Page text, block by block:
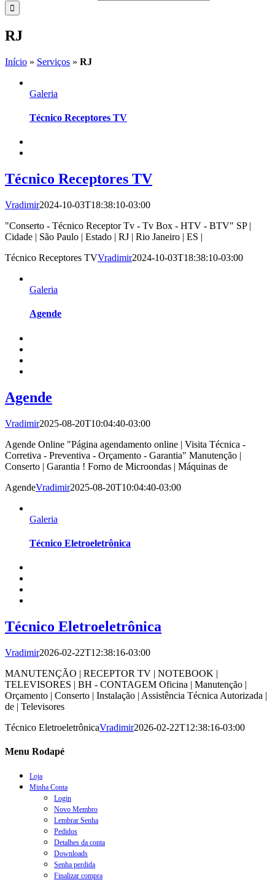
RJ
Início » Serviços » RJ
Galeria
Técnico Receptores TV
Técnico Receptores TV
Vradimir2024-10-03T18:38:10-03:00
"Conserto - Técnico Receptor Tv - Tv Box - HTV - BTV" SP |
Cidade | São Paulo | Estado | RJ | Rio Janeiro | ES |
Técnico Receptores TVVradimir2024-10-03T18:38:10-03:00
Galeria
Agende
Agende
Vradimir2025-08-20T10:04:40-03:00
Agende Online "Página agendamento online | Visita Técnica -
Corretiva - Preventiva - Orçamento - Garantia" Manutenção |
Conserto | Garantia ! Forno de Microondas | Máquinas de
AgendeVradimir2025-08-20T10:04:40-03:00
Galeria
Técnico Eletroeletrônica
Técnico Eletroeletrônica
Vradimir2026-02-22T12:38:16-03:00
MANUTENÇÃO | RECEPTOR TV | NOTEBOOK |
TELEVISORES | BH - CONTAGEM Oficina | Manutenção |
Orçamento | Conserto | Instalação | Assistência Técnica Autorizada |
de | Televisores
Técnico EletroeletrônicaVradimir2026-02-22T12:38:16-03:00
Menu Rodapé
Loja
Minha Conta
Login
Novo Membro
Lembrar Senha
Pedidos
Detalhes da conta
Downloads
Senha perdida
Finalizar compra